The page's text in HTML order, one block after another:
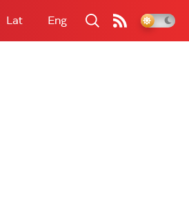
Lat Eng